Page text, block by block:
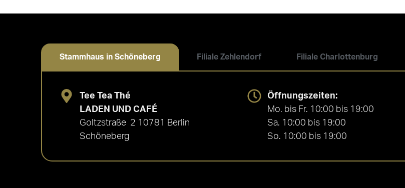
Stammhaus in Schöneberg Filiale Zehlendorf Filiale Charlottenburg
Tee Tea Thé
LADEN UND CAFÉ
Goltzstraße 2 10781 Berlin
Schöneberg
Öffnungszeiten:
Mo. bis Fr. 10:00 bis 19:00
Sa. 10:00 bis 19:00
So. 10:00 bis 19:00